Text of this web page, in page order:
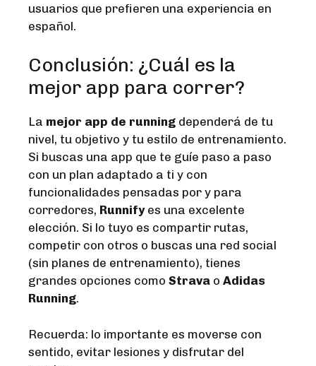
usuarios que prefieren una experiencia en
español.
Conclusión: ¿Cuál es la
mejor app para correr?
La mejor app de running dependerá de tu
nivel, tu objetivo y tu estilo de entrenamiento.
Si buscas una app que te guíe paso a paso
con un plan adaptado a ti y con
funcionalidades pensadas por y para
corredores, Runnifyes una excelente
elección. Si lo tuyo es compartir rutas,
competir con otros o buscas una red social
(sin planes de entrenamiento), tienes
grandes opciones como Strava o Adidas
Running.
Recuerda: lo importante es moverse con
sentido, evitar lesiones y disfrutar del